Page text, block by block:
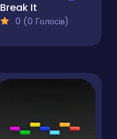
Break It
0 (0 Голосів)